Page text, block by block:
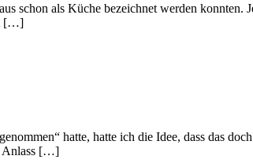
schon als Küche bezeichnet werden
[…]
hatte, hatte ich die Idee, dass das
Anlass […]